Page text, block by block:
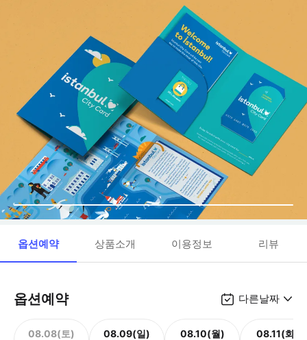
옵션예약 상품소개 이용정보 리뷰
옵션예약 다른날짜
08.08(토) 08.09(일) 08.10(월) 08.11(화)